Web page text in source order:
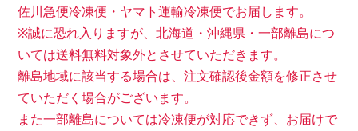
佐川急便冷凍便・ヤマト運輸冷凍便でお届します。
※誠に恐れ入りますが、北海道・沖縄県・一部離島につ
いては送料無料対象外とさせていただきます。
離島地域に該当する場合は、注文確認後金額を修正させ
ていただく場合がございます。
また一部離島については冷凍便が対応できず、お届けで